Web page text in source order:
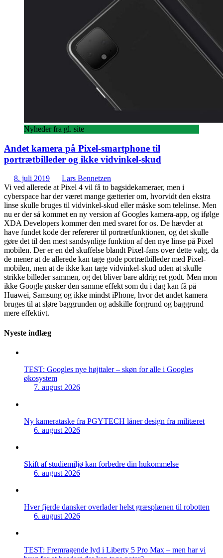
Nyheder fra gl. site
Andet kamera på Pixel-smartphone til
portrætbilleder og ikke vidvinkel-skud
8. juli 2019
Lars Bennetzen
Vi ved allerede at Pixel 4 vil få to bagsidekameraer, men i
cyberspace har der været mange gætterier om, hvorvidt den ekstra
linse skulle bruges til vidvinkel-skud eller måske som telelinse. Men
nu er der så kommet en ny version af Googles kamera-app, og ifølge
XDA Developers kommer den med svaret for os. De hævder at
have fundet kode der refererer til portrætfunktionen, og det skulle
gøre det til den mest sandsynlige funktion af den nye linse på Pixel
mobilen. Der er en del skuffelse blandt Pixel-fans over dette valg, da
de mener at de allerede kan tage gode portrætbilleder med Pixel-
mobilen, men at de ikke kan tage vidvinkel-skud uden at skulle
strikke billeder sammen, og det bliver bare aldrig ret godt. Men mon
ikke Google ønsker den samme effekt som du i dag kan få på
Huawei, Samsung og ikke mindst iPhone, hvor det andet kamera
bruges til at sløre baggrunden og adskille forgrund og baggrund
mere effektivt.
Nyeste indlæg
TEST: Googles nye højttaler – skøn for alle i Googles
økosystem
7. august 2026
Ny kamerataske fra PGYTECH låner design fra militæret
6. august 2026
Skift af studiemiljø kan forbedre din hukommelse
6. august 2026
Hver fjerde dansker overlader helst græsplænen til robotten
6. august 2026
TEST: Fremragende lyd i Liberty 5 Pro Max – men har vi